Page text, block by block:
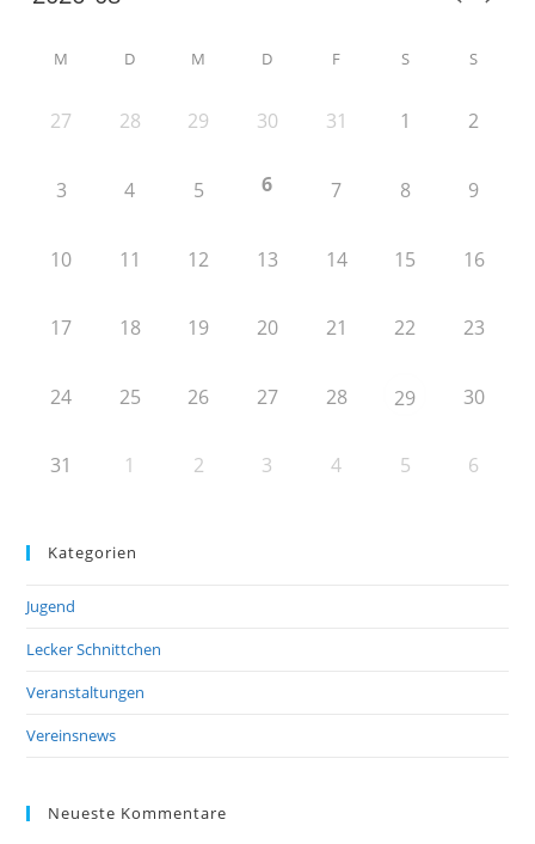
M D M D F S S
27 28 29 30 31 1 2
3 4 5 6 7 8 9
10 11 12 13 14 15 16
17 18 19 20 21 22 23
24 25 26 27 28 29 30
31 1 2 3 4 5 6
Kategorien
Jugend
Lecker Schnittchen
Veranstaltungen
Vereinsnews
Neueste Kommentare